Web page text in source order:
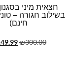
חצאית מיני בסגנון
בשילוב חגורה –
חינם)
₪300.00